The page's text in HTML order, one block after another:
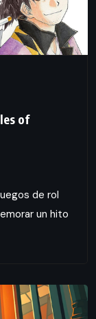
of
de rol
un hito